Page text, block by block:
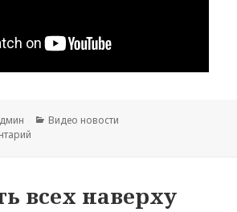
Рубрики
Видео новости
всех наверху